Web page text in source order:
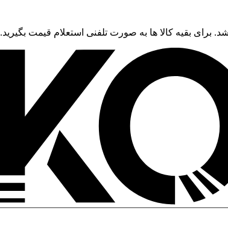
برای بقیه کالا ها به صورت تلفنی استعلام قیمت بگیرید.